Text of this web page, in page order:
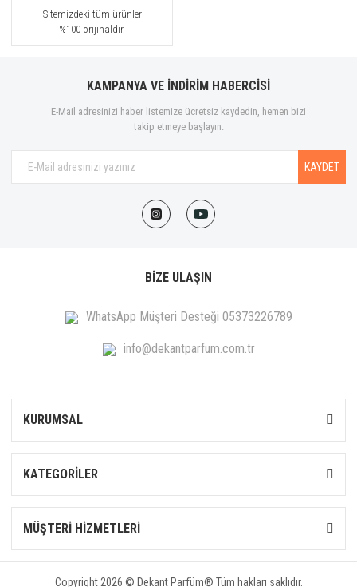
Sitemizdeki tüm ürünler
%100 orijinaldir.
KAMPANYA VE İNDİRİM HABERCİSİ
E-Mail adresinizi haber listemize ücretsiz kaydedin, hemen bizi
takip etmeye başlayın.
KAYDET
BİZE ULAŞIN
WhatsApp Müşteri Desteği 05373226789
info@dekantparfum.com.tr
KURUMSAL
KATEGORİLER
MÜŞTERİ HİZMETLERİ
Copyright 2026 © Dekant Parfüm® Tüm hakları saklıdır.